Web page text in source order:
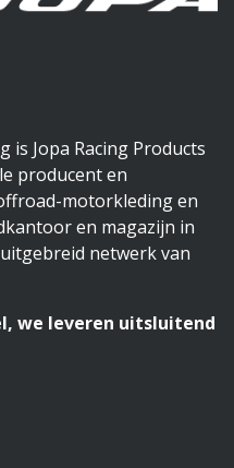
is Jopa Racing Products
producent en
motorkleding en
en magazijn in
netwerk van
we leveren uitsluitend